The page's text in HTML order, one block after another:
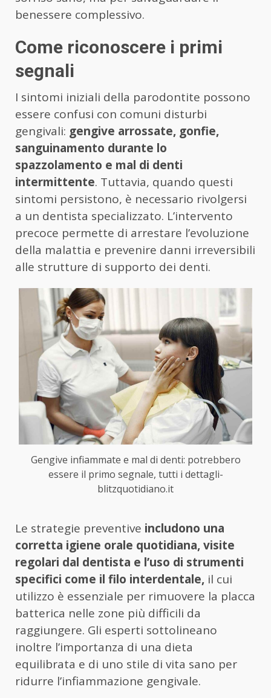
benessere complessivo.
Come riconoscere i primi
segnali
I sintomi iniziali della parodontite possono
essere confusi con comuni disturbi
gengivali: gengive arrossate, gonfie,
sanguinamento durante lo
spazzolamento e mal di denti
intermittente. Tuttavia, quando questi
sintomi persistono, è necessario rivolgersi
a un dentista specializzato. L’intervento
precoce permette di arrestare l’evoluzione
della malattia e prevenire danni irreversibili
alle strutture di supporto dei denti.
Gengive infiammate e mal di denti: potrebbero
essere il primo segnale, tutti i dettagli-
blitzquotidiano.it
Le strategie preventive includono una
corretta igiene orale quotidiana, visite
regolari dal dentista e l’uso di strumenti
specifici come il filo interdentale, il cui
utilizzo è essenziale per rimuovere la placca
batterica nelle zone più difficili da
raggiungere. Gli esperti sottolineano
inoltre l’importanza di una dieta
equilibrata e di uno stile di vita sano per
ridurre l’infiammazione gengivale.